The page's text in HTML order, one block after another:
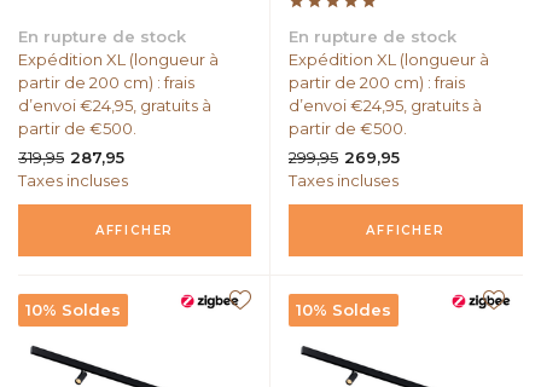
En rupture de stock
Expédition XL (longueur à
partir de 200 cm) : frais
d’envoi €24,95, gratuits à
partir de €500.
319,95 287,95
Taxes incluses
AFFICHER
En rupture de stock
Expédition XL (longueur à
partir de 200 cm) : frais
d’envoi €24,95, gratuits à
partir de €500.
299,95 269,95
Taxes incluses
AFFICHER
10% Soldes 10% Soldes